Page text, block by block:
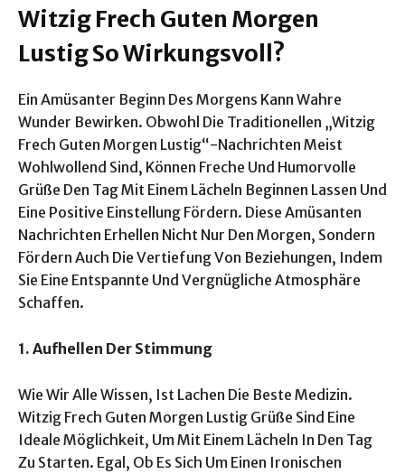
Witzig Frech Guten Morgen
Lustig So Wirkungsvoll?
Ein Amüsanter Beginn Des Morgens Kann Wahre
Wunder Bewirken. Obwohl Die Traditionellen „Witzig
Frech Guten Morgen Lustig“-Nachrichten Meist
Wohlwollend Sind, Können Freche Und Humorvolle
Grüße Den Tag Mit Einem Lächeln Beginnen Lassen Und
Eine Positive Einstellung Fördern. Diese Amüsanten
Nachrichten Erhellen Nicht Nur Den Morgen, Sondern
Fördern Auch Die Vertiefung Von Beziehungen, Indem
Sie Eine Entspannte Und Vergnügliche Atmosphäre
Schaffen.
1. Aufhellen Der Stimmung
Wie Wir Alle Wissen, Ist Lachen Die Beste Medizin.
Witzig Frech Guten Morgen Lustig Grüße Sind Eine
Ideale Möglichkeit, Um Mit Einem Lächeln In Den Tag
Zu Starten. Egal, Ob Es Sich Um Einen Ironischen